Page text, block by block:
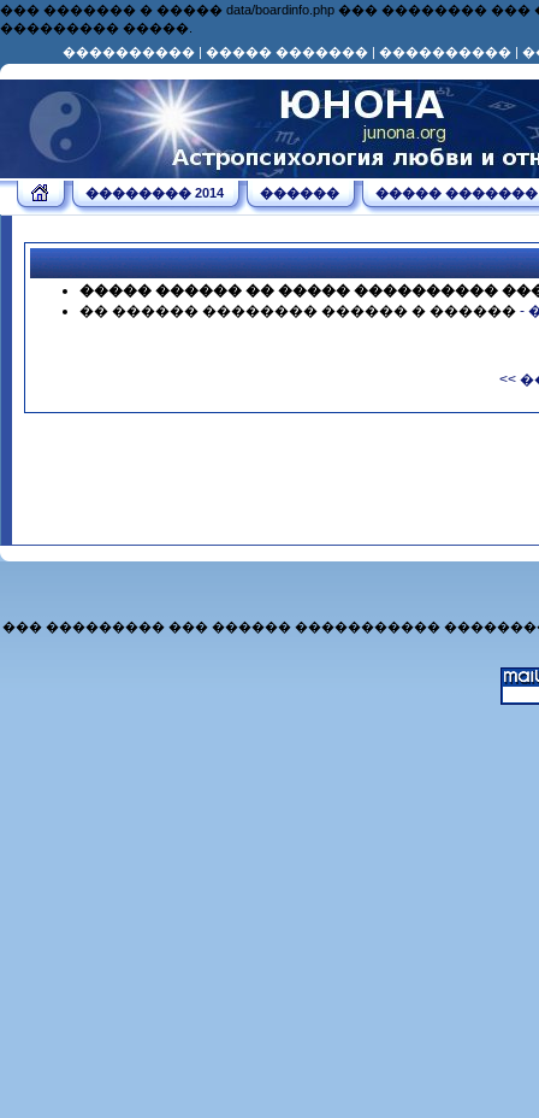
��� ������� � ����� data/boardinfo.php ���
��������� �����.
���������� | ����� ������� | ���������� |
�������� 2014 ������ ����� �������
����� ������ �� ����� ����������
�� ������ �������� ������ � ������ -
<<
��� ��������� ��� ������ �����������